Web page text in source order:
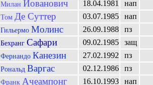
Милан Йованович 18.04.1981
нап
Том Де Суттер 03.07.1985 нап
Гильермо Молинс 26.09.1988
пз
Бехранг Сафари 09.02.1985
защ
Фернандо Канезин 27.02.1992
пз
Рональд Варгас 02.12.1986
пз
Франк Ачеампонг 16.10.1993 нап